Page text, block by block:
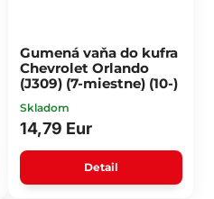
Gumená vaňa do kufra
Chevrolet Orlando
(J309) (7-miestne) (10-)
Skladom
14,79 Eur
Detail